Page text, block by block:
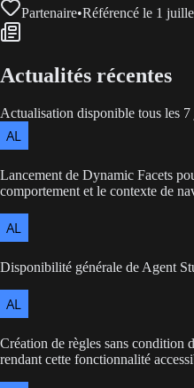
Partenaire•Référencé le 1
Actualités récentes
Actualisation disponible tous les 7
Lancement de Dynamic Facets
comportement et le contexte de
Disponibilité générale de Agent
Création de règles sans condition
rendant cette fonctionnalité